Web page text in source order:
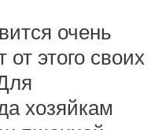
очень
от этого своих
хозяйкам